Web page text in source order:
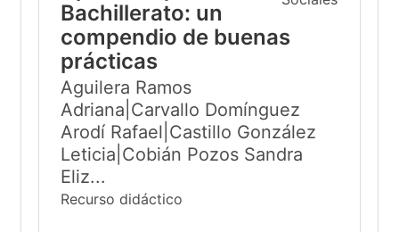
Bachillerato: un
compendio de buenas
prácticas
Aguilera Ramos
Adriana|Carvallo Domínguez
Arodí Rafael|Castillo González
Leticia|Cobián Pozos Sandra
Eliz...
Recurso didáctico